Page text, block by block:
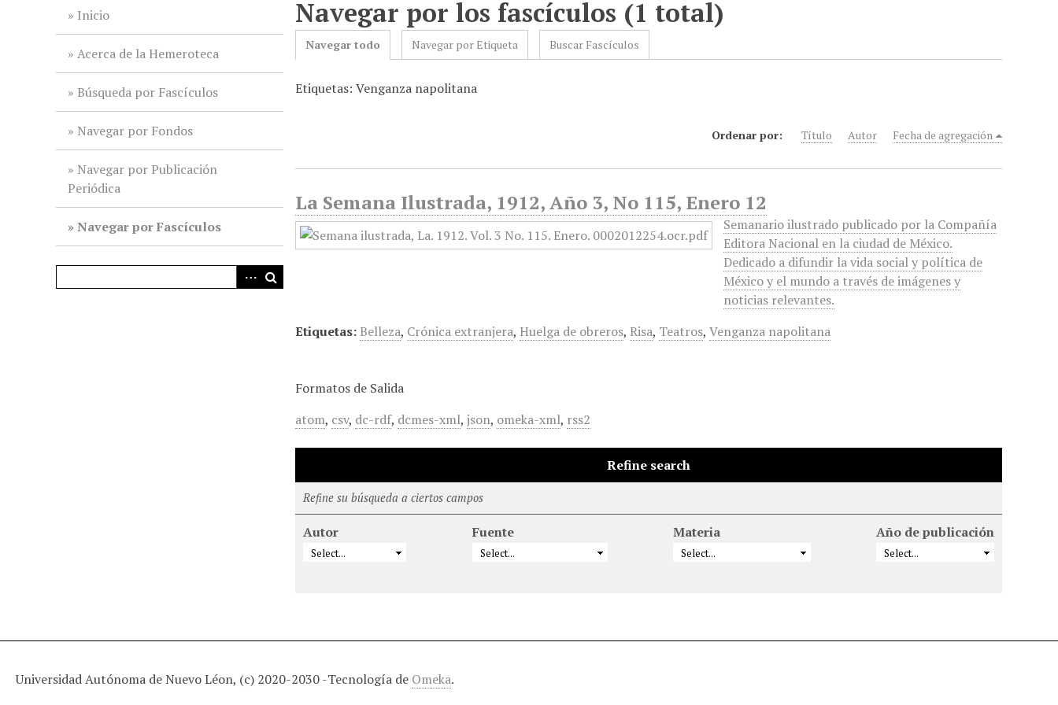
Inicio
Acerca de la Hemeroteca
Búsqueda por Fascículos
Navegar por Fondos
Navegar por Publicación
Periódica
Navegar por Fascículos
Navegar por los fascículos (1 total)
Navegar todo Navegar por Etiqueta Buscar Fascículos
Etiquetas: Venganza napolitana
Ordenar por: Título Autor Fecha de agregación
La Semana Ilustrada, 1912, Año 3, No 115, Enero 12
Semanario ilustrado publicado por la Compañía
Editora Nacional en la ciudad de México.
Dedicado a difundir la vida social y política de
México y el mundo a través de imágenes y
noticias relevantes.
Etiquetas: Belleza, Crónica extranjera, Huelga de obreros, Risa, Teatros,Venganza napolitana
Formatos de Salida
atom, csv, dc-rdf, dcmes-xml,json, omeka-xml, rss2
Refine search
Refine su búsqueda a ciertos campos
Autor Fuente Materia Año de publicación
Universidad Autónoma de Nuevo Léon, (c) 2020-2030 -Tecnología de Omeka.